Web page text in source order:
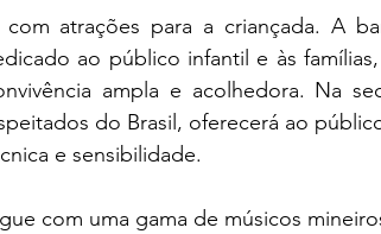
atrações para a criançada. A
ao público infantil e às
ampla e acolhedora. Na
do Brasil, oferecerá ao
e sensibilidade.
com uma gama de músicos